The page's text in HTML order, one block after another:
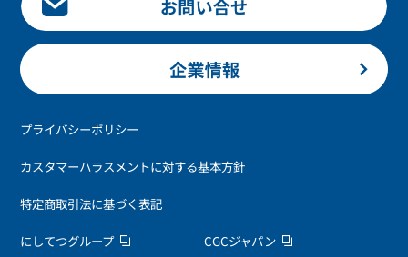
プライバシーポリシー
カスタマーハラスメントに対する基本方針
特定商取引法に基づく表記
にしてつグループ CGCジャパン